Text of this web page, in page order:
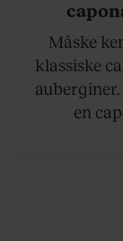
Måske
klassiske
en